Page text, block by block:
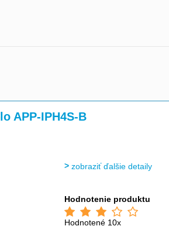
APP-IPH4S-B
zobraziť ďalšie detaily
Hodnotenie produktu
Hodnotené 10x